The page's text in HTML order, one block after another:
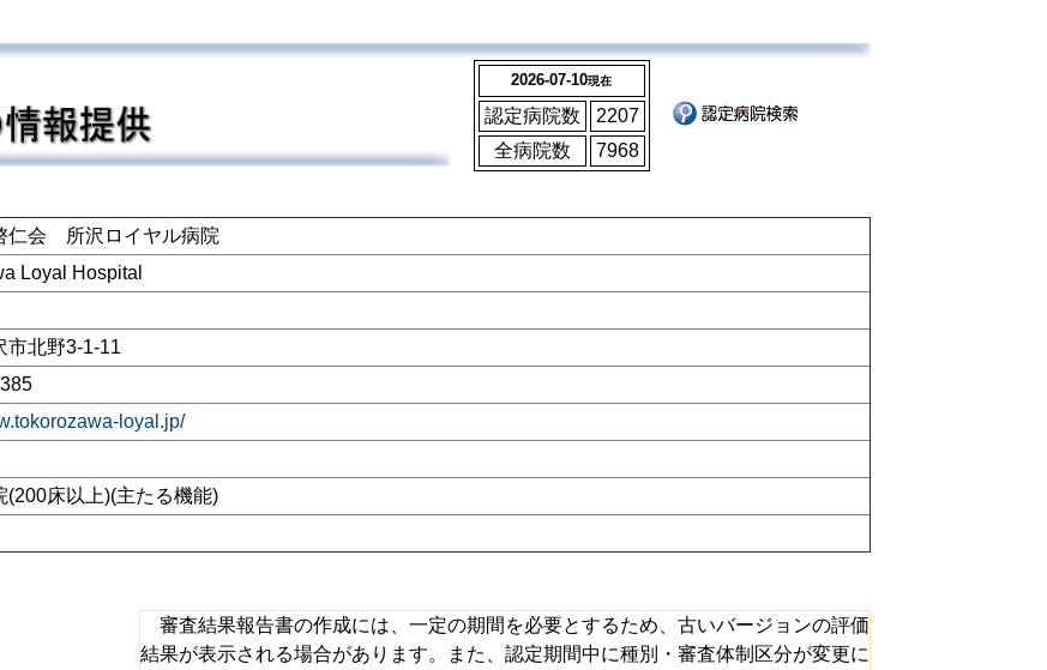
2026-07-10現在
認定病院数
2207
全病院数
7968
仁会 所沢ロイヤル病院
Loyal Hospital
市北野3-1-11
loyal.jp/
(200床以上)(主たる機能)
審査結果報告書の作成には、一定の期間を必要とするため、古いバージョンの評価
結果が表示される場合があります。また、認定期間中に種別・審査体制区分が変更に